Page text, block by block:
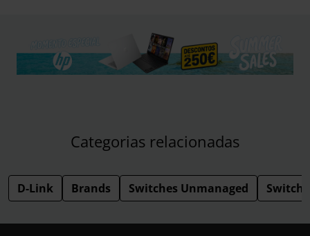
Categorias relacionadas
D-Link Brands Switches Unmanaged